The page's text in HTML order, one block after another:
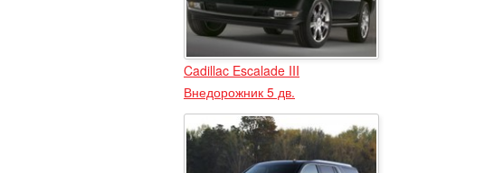
Cadillac Escalade III
Внедорожник 5 дв.